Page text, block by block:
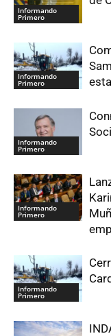
Informando
Primero
Informando
Primero
Informando
Primero
Informando
Primero
Informando
Primero